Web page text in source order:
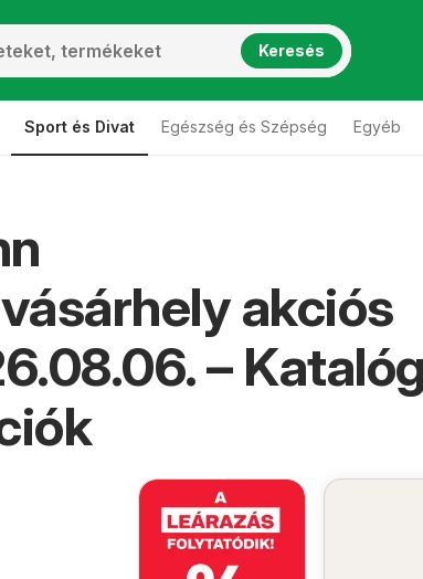
Keresés
Sport és Divat Egészség és Szépség Egyéb
akciós
–